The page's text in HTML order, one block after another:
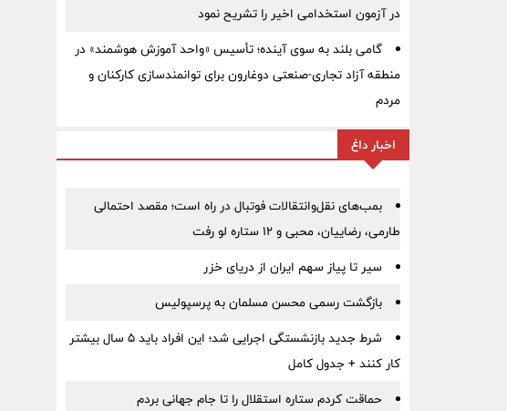
در آزمون استخدامی اخیر را تشریح نمود
گامی بلند به سوی آینده؛ تأسیس «واحد آموزش هوشمند» در
منطقه آزاد تجاری-صنعتی دوغارون برای توانمندسازی کارکنان و
مردم
اخبار داغ
بمب‌های نقل‌وانتقالات فوتبال در راه است؛ مقصد احتمالی
طارمی، رضاییان، محبی و ۱۲ ستاره لو رفت
سیر تا پیاز سهم ایران از دریای خزر
بازگشت رسمی محسن مسلمان به پرسپولیس
شرط جدید بازنشستگی اجرایی شد؛ این افراد باید ۵ سال بیشتر
کار کنند + جدول کامل
حماقت کردم ستاره استقلال را تا جام جهانی بردم